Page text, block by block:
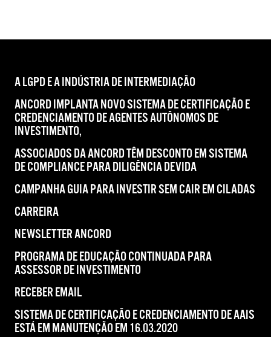
A LGPD E A INDÚSTRIA DE INTERMEDIAÇÃO
ANCORD IMPLANTA NOVO SISTEMA DE CERTIFICAÇÃO E
CREDENCIAMENTO DE AGENTES AUTÔNOMOS DE
INVESTIMENTO,
ASSOCIADOS DA ANCORD TÊM DESCONTO EM SISTEMA
DE COMPLIANCE PARA DILIGÊNCIA DEVIDA
CAMPANHA GUIA PARA INVESTIR SEM CAIR EM CILADAS
CARREIRA
NEWSLETTER ANCORD
PROGRAMA DE EDUCAÇÃO CONTINUADA PARA
ASSESSOR DE INVESTIMENTO
RECEBER EMAIL
SISTEMA DE CERTIFICAÇÃO E CREDENCIAMENTO DE AAIS
ESTÁ EM MANUTENÇÃO EM 16.03.2020